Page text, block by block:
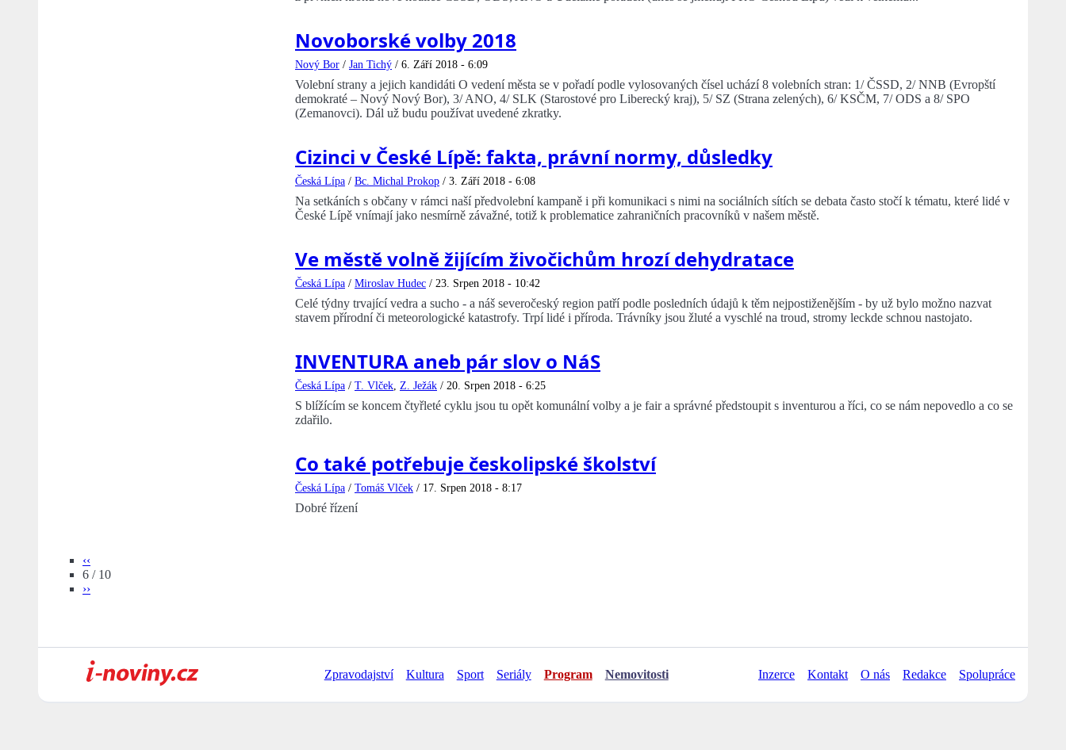
Novoborské volby 2018
Nový Bor / Jan Tichý / 6. Září 2018 - 6:09
Volební strany a jejich kandidáti O vedení města se v pořadí podle vylosovaných čísel uchází 8 volebních stran: 1/ ČSSD, 2/ NNB (Evropští
demokraté – Nový Nový Bor), 3/ ANO, 4/ SLK (Starostové pro Liberecký kraj), 5/ SZ (Strana zelených), 6/ KSČM, 7/ ODS a 8/ SPO
(Zemanovci). Dál už budu používat uvedené zkratky.
Cizinci v České Lípě: fakta, právní normy, důsledky
Česká Lípa / Bc. Michal Prokop / 3. Září 2018 - 6:08
Na setkáních s občany v rámci naší předvolební kampaně i při komunikaci s nimi na sociálních sítích se debata často stočí k tématu, které lidé v
České Lípě vnímají jako nesmírně závažné, totiž k problematice zahraničních pracovníků v našem městě.
Ve městě volně žijícím živočichům hrozí dehydratace
Česká Lípa / Miroslav Hudec / 23. Srpen 2018 - 10:42
Celé týdny trvající vedra a sucho - a náš severočeský region patří podle posledních údajů k těm nejpostiženějším - by už bylo možno nazvat
stavem přírodní či meteorologické katastrofy. Trpí lidé i příroda. Trávníky jsou žluté a vyschlé na troud, stromy leckde schnou nastojato.
INVENTURA aneb pár slov o NáS
Česká Lípa / T. Vlček, Z. Ježák / 20. Srpen 2018 - 6:25
S blížícím se koncem čtyřleté cyklu jsou tu opět komunální volby a je fair a správné předstoupit s inventurou a říci, co se nám nepovedlo a co se
zdařilo.
Co také potřebuje českolipské školství
Česká Lípa / Tomáš Vlček / 17. Srpen 2018 - 8:17
Dobré řízení
‹‹
6 / 10
››
Zpravodajství Kultura Sport Seriály Program Nemovitosti Inzerce Kontakt O nás Redakce Spolupráce